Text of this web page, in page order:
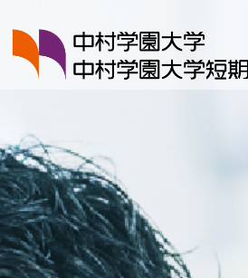
中村学園大学・中村学園大学短期大学部